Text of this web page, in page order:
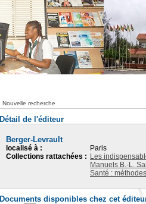
Nouvelle recherche
Détail de l'éditeur
Berger-Levrault
localisé à :
Paris
Collections rattachées : Les
Manuels B.-L.
Santé :
Documents disponibles chez cet